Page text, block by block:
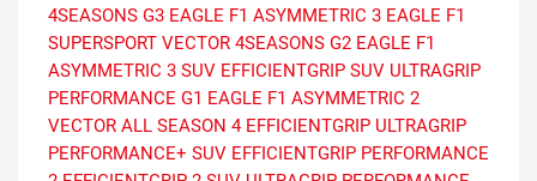
4SEASONS G3 EAGLE F1 ASYMMETRIC 3 EAGLE F1
SUPERSPORT VECTOR 4SEASONS G2 EAGLE F1
ASYMMETRIC 3 SUV EFFICIENTGRIP SUV ULTRAGRIP
PERFORMANCE G1 EAGLE F1 ASYMMETRIC 2
VECTOR ALL SEASON 4 EFFICIENTGRIP ULTRAGRIP
PERFORMANCE+ SUV EFFICIENTGRIP PERFORMANCE